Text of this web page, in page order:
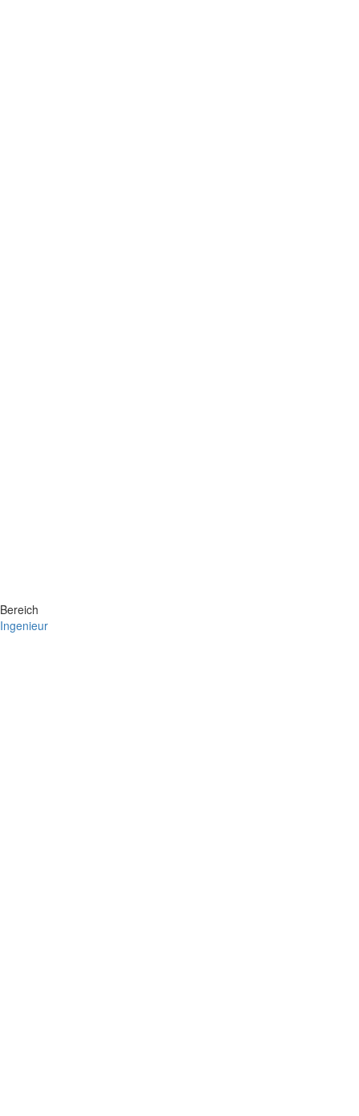
Bereich
Ingenieur